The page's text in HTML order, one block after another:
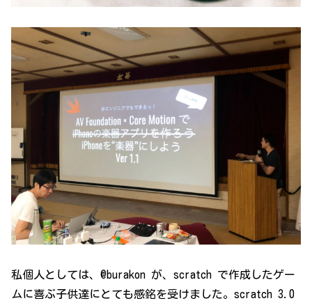
私個人としては、@burakon が、scratch で作成したゲー
ムに喜ぶ子供達にとても感銘を受けました。scratch 3.0